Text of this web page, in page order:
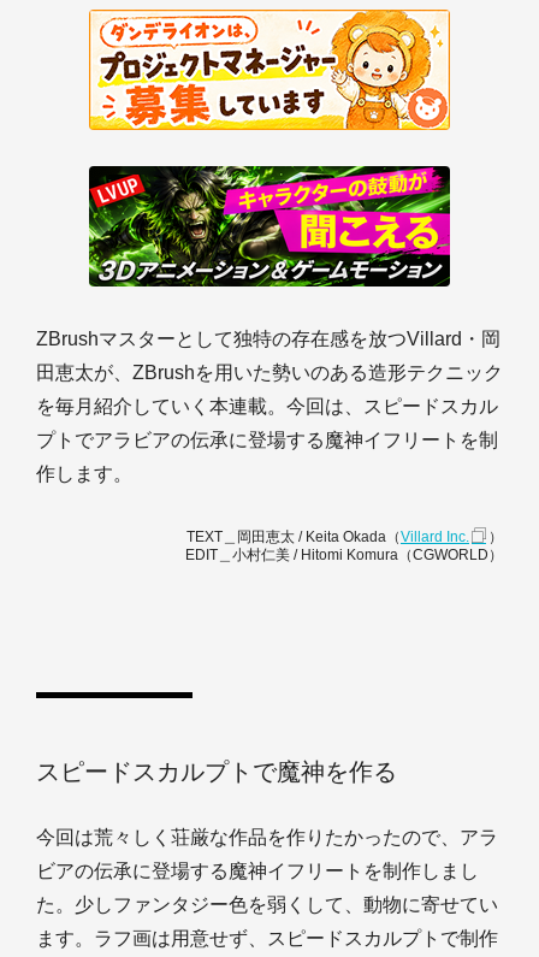
ZBrushマスターとして独特の存在感を放つVillard・岡
田恵太が、ZBrushを用いた勢いのある造形テクニック
を毎月紹介していく本連載。今回は、スピードスカル
プトでアラビアの伝承に登場する魔神イフリートを制
作します。
TEXT＿岡田恵太 / Keita Okada（Villard Inc.
）
EDIT＿小村仁美 / Hitomi Komura（CGWORLD）
スピードスカルプトで魔神を作る
今回は荒々しく荘厳な作品を作りたかったので、アラ
ビアの伝承に登場する魔神イフリートを制作しまし
た。少しファンタジー色を弱くして、動物に寄せてい
ます。ラフ画は用意せず、スピードスカルプトで制作